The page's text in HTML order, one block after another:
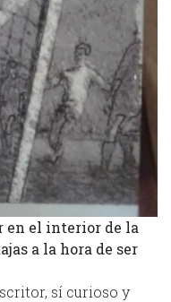
en el interior de la
a la hora de ser
sí curioso y